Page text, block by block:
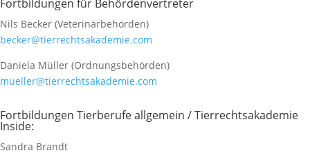
Fortbildungen für Behördenvertreter
Nils Becker (Veterinärbehörden)
becker@tierrechtsakademie.com
Daniela Müller (Ordnungsbehörden)
mueller@tierrechtsakademie.com
Fortbildungen Tierberufe allgemein / Tierrechtsakademie
Inside:
Sandra Brandt